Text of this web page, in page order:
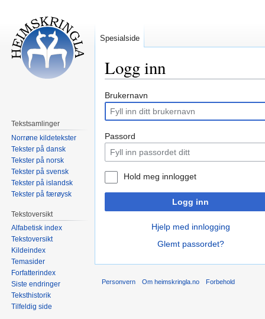
Logg inn
Hopp
navigering
Hopp
søk
Brukernavn
Passord
Hold meg innlogget
Logg inn
Hjelp med innlogging
Glemt passordet?
Spesialside
Tekstsamlinger
Norrøne kildetekster
Tekster på dansk
Tekster på norsk
Tekster på svensk
Tekster på islandsk
Tekster på færøysk
Tekstoversikt
Alfabetisk index
Tekstoversikt
Kildeindex
Temasider
Forfatterindex
Siste endringer
Teksthistorik
Tilfeldig side
Personvern Om heimskringla.no Forbehold